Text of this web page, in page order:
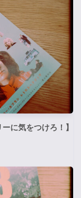
に気をつけろ！】